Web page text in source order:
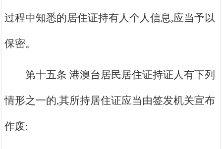
过程中知悉的居住证持有人个人信息,应当予以
保密。
第十五条 港澳台居民居住证持证人有下列
情形之一的,其所持居住证应当由签发机关宣布
作废: